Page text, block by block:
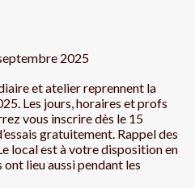
2025
et atelier reprennent la
Les jours, horaires et profs
vous inscrire dès le 15
gratuitement. Rappel des
local est à votre disposition en
lieu aussi pendant les